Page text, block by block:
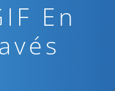
En